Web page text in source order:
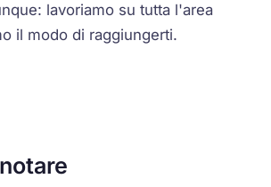
lavoriamo su tutta l'area
il modo di raggiungerti.